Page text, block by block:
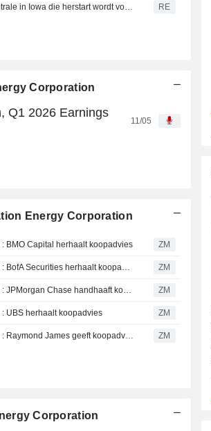
NextEra wordt volledig eigenaar van kerncentrale in Iowa die herstart wordt voor datacenters van Google, aldus CEO RE
Corporation
Q1 2026 Earnings
11/05
Energy Corporation
BMO Capital herhaalt koopadvies ZM
ZM
ZM
: UBS herhaalt koopadvies ZM
ZM
Corporation